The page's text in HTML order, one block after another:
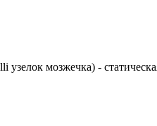
мозжечка) -